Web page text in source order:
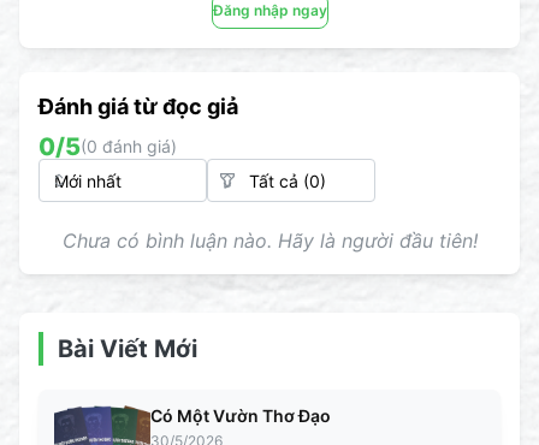
Đăng nhập ngay
Đánh giá từ đọc giả
0/5(0 đánh giá)
Chưa có bình luận nào. Hãy là người đầu tiên!
Bài Viết Mới
Có Một Vườn Thơ Đạo
30/5/2026